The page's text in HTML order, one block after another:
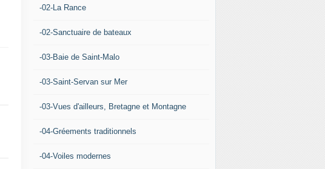
-02-La Rance
-02-Sanctuaire de bateaux
-03-Baie de Saint-Malo
-03-Saint-Servan sur Mer
-03-Vues d'ailleurs, Bretagne et Montagne
-04-Gréements traditionnels
-04-Voiles modernes